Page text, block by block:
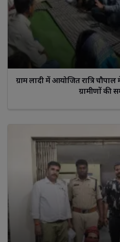
ग्राम लादी में आयोजित रात्रि
ग्रामीणों की